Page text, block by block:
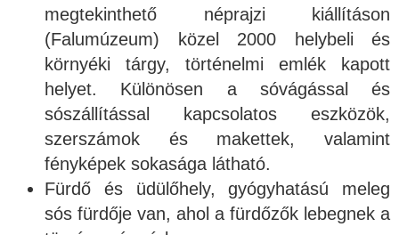
megtekinthető néprajzi kiállításon
(Falumúzeum) közel 2000 helybeli és
környéki tárgy, történelmi emlék kapott
helyet. Különösen a sóvágással és
sószállítással kapcsolatos eszközök,
szerszámok és makettek, valamint
fényképek sokasága látható.
Fürdő és üdülőhely, gyógyhatású meleg
sós fürdője van, ahol a fürdőzők lebegnek a